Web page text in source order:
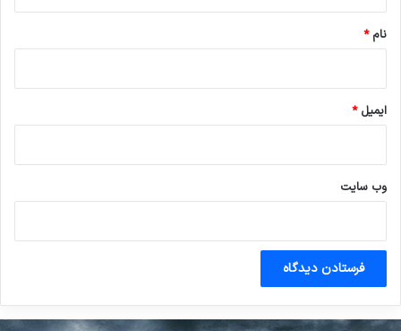
نام*
ایمیل*
وب‌ سایت